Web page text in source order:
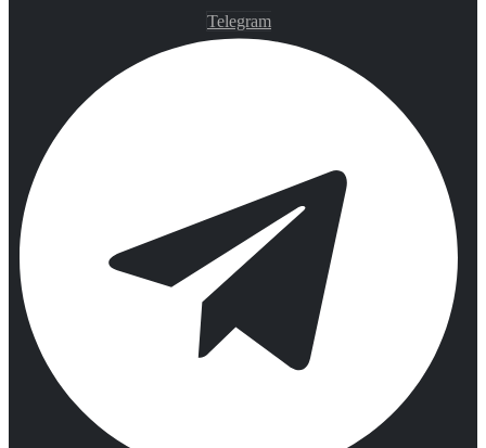
Telegram